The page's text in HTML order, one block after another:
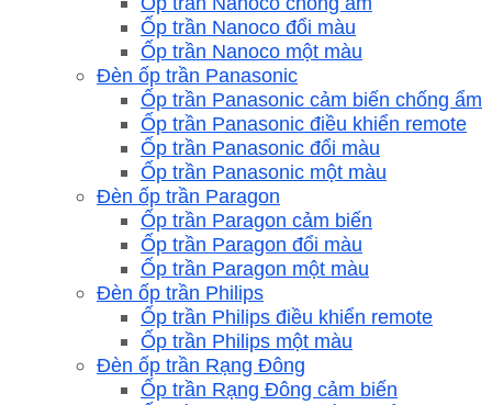
Ốp trần Nanoco đổi màu
Ốp trần Nanoco một màu
Đèn ốp trần Panasonic
Ốp trần Panasonic cảm biến chống ẩm
Ốp trần Panasonic điều khiển remote
Ốp trần Panasonic đổi màu
Ốp trần Panasonic một màu
Đèn ốp trần Paragon
Ốp trần Paragon cảm biến
Ốp trần Paragon đổi màu
Ốp trần Paragon một màu
Đèn ốp trần Philips
Ốp trần Philips điều khiển remote
Ốp trần Philips một màu
Đèn ốp trần Rạng Đông
Ốp trần Rạng Đông cảm biến